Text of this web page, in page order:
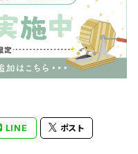
LINE ポスト